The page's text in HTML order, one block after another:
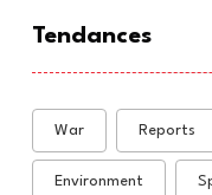
Tendances
War Reports
Environment